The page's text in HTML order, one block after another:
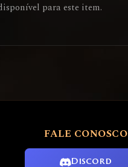
para este item.
FALE CONOSCO
Discord